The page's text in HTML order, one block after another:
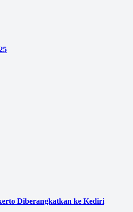
Diberangkatkan ke Kediri